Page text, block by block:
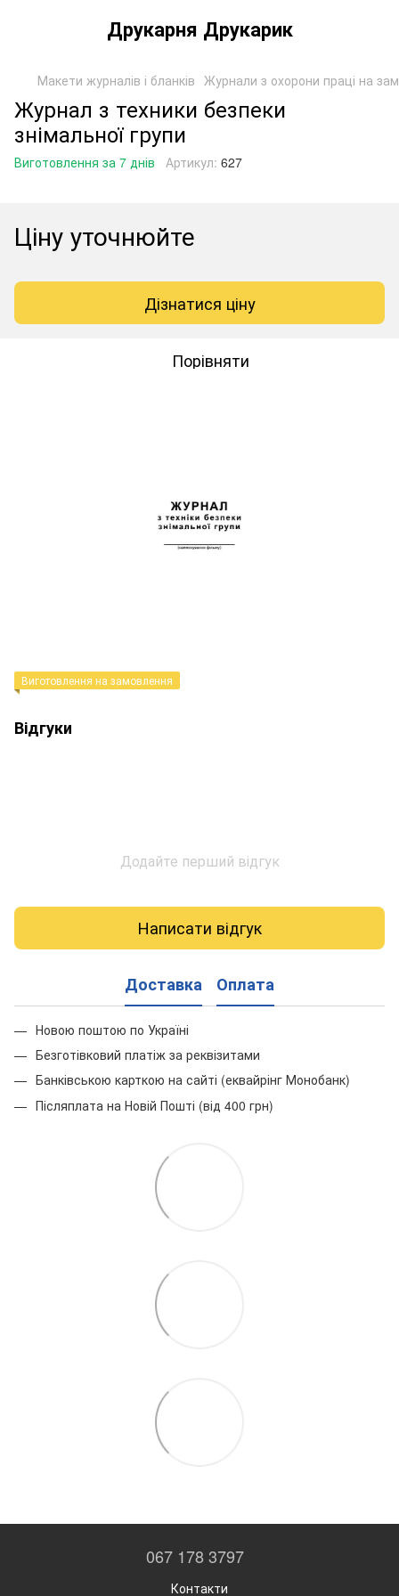
Друкарня Друкарик
Макети журналів і бланків Журнали з охорони праці на
Журнал з техники безпеки
знімальної групи
Виготовлення за 7 днів Артикул: 627
Ціну уточнюйте
Дізнатися ціну
Порівняти
Виготовлення на замовлення
Відгуки
Додайте перший відгук
Написати відгук
Доставка Оплата
Новою поштою по Україні
Безготівковий платіж за реквізитами
Банківською карткою на сайті (еквайрінг Монобанк)
Післяплата на Новій Пошті (від 400 грн)
067 178 3797
Контакти